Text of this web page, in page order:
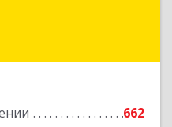
662
г, Победы пр-кт, дом